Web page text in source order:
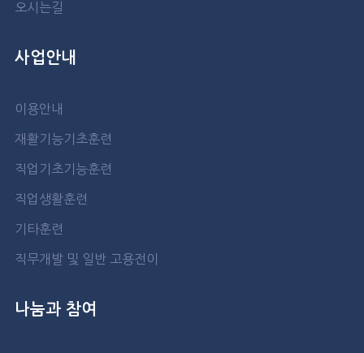
오시는길
사업안내
이용안내
재활기능기초훈련
직업기초기능훈련
직업생활훈련
기타훈련
직무개발 및 일반 고용전이
나눔과 참여